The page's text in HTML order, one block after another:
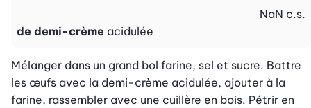
de demi-crème acidulée
NaN c.s.
Mélanger dans un grand bol farine, sel et sucre. Battre
les œufs avec la demi-crème acidulée, ajouter à la
farine, rassembler avec une cuillère en bois. Pétrir en